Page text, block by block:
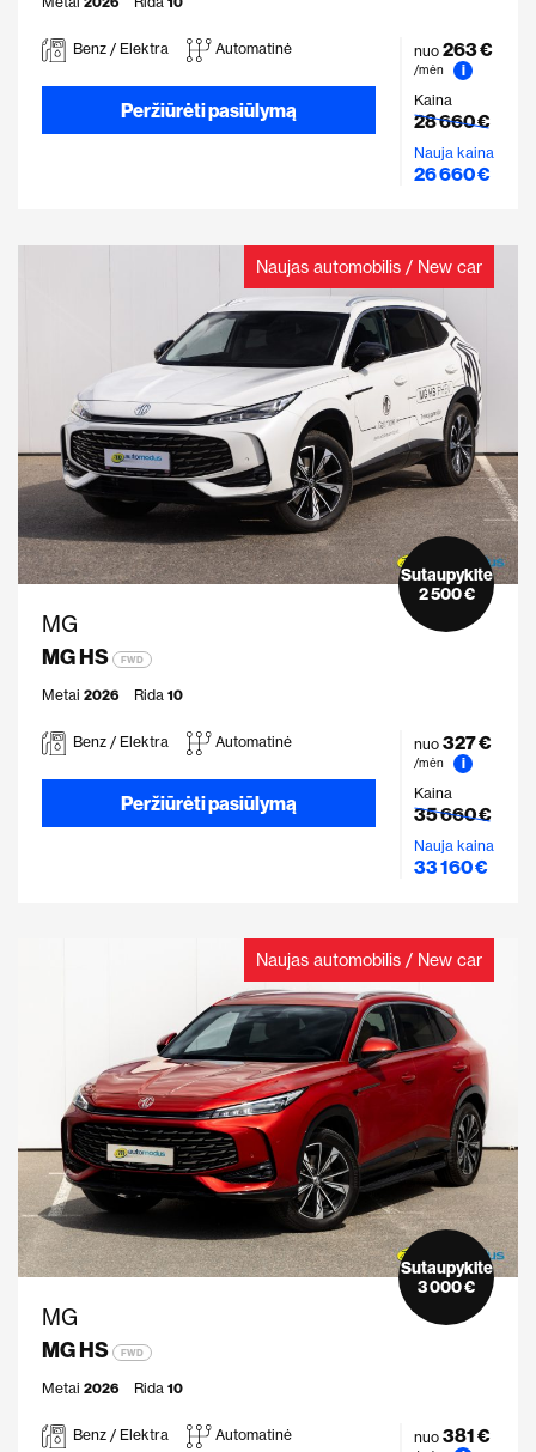
Benz / Elektra Automatinė
Peržiūrėti pasiūlymą
nuo 263 €
/mėn
i
Kaina
28 660 €
Nauja kaina
26 660 €
Naujas automobilis / New car
MG
MG HS
FWD
Metai 2026 Rida 10
Sutaupykite
2 500 €
Benz / Elektra Automatinė
Peržiūrėti pasiūlymą
nuo 327 €
/mėn
i
Kaina
35 660 €
Nauja kaina
33 160 €
Naujas automobilis / New car
MG
MG HS
FWD
Metai 2026 Rida 10
Sutaupykite
3 000 €
Benz / Elektra Automatinė nuo 381 €